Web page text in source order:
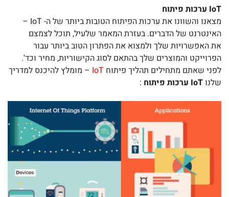
IoT ערכות פיתוח
מצאנו והשוונו את ערכות הפיתוח הטובות ביותר של ה- IoT –
האינטרנט של הדברים. בעזרת המאמר שלעיל, תוכל לצמצם
את האפשרויות שלך ולמצוא את הפתרון הטוב ביותר עבור
הפרוייקט והמוצרים שלך בהתאם לסוג הקישוריות, מחיר וכד'.
לפני שאתם מתחילים תהליך פיתוח IoT – מומלץ להיכנס למדריך
שלנוIoT ערכות פיתוח :